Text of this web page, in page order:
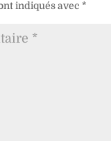
indiqués avec *